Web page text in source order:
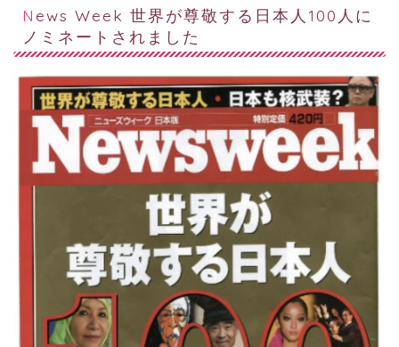
News Week 世界が尊敬する日本人100人に
ノミネートされました